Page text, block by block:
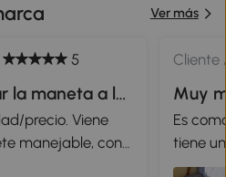
Ver más
5
la maneta a la
precio. Viene
manejable, con
Montaje
Cliente
Muy
Es
tiene